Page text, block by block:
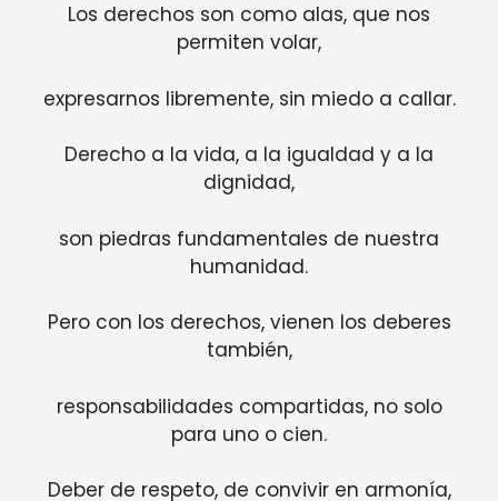
Los derechos son como alas, que nos
permiten volar,
expresarnos libremente, sin miedo a callar.
Derecho a la vida, a la igualdad y a la
dignidad,
son piedras fundamentales de nuestra
humanidad.
Pero con los derechos, vienen los deberes
también,
responsabilidades compartidas, no solo
para uno o cien.
Deber de respeto, de convivir en armonía,